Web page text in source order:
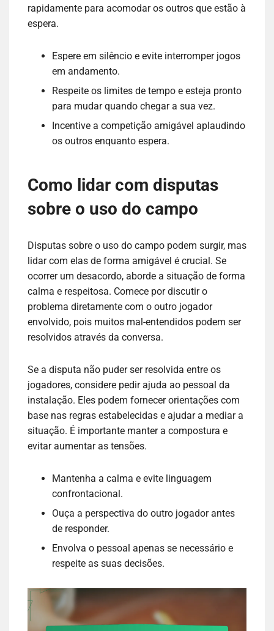
rapidamente para acomodar os outros que estão à
espera.
Espere em silêncio e evite interromper jogos
em andamento.
Respeite os limites de tempo e esteja pronto
para mudar quando chegar a sua vez.
Incentive a competição amigável aplaudindo
os outros enquanto espera.
Como lidar com disputas
sobre o uso do campo
Disputas sobre o uso do campo podem surgir, mas
lidar com elas de forma amigável é crucial. Se
ocorrer um desacordo, aborde a situação de forma
calma e respeitosa. Comece por discutir o
problema diretamente com o outro jogador
envolvido, pois muitos mal-entendidos podem ser
resolvidos através da conversa.
Se a disputa não puder ser resolvida entre os
jogadores, considere pedir ajuda ao pessoal da
instalação. Eles podem fornecer orientações com
base nas regras estabelecidas e ajudar a mediar a
situação. É importante manter a compostura e
evitar aumentar as tensões.
Mantenha a calma e evite linguagem
confrontacional.
Ouça a perspectiva do outro jogador antes
de responder.
Envolva o pessoal apenas se necessário e
respeite as suas decisões.